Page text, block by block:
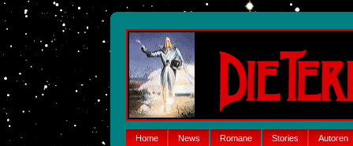
Home News Romane Stories Autoren